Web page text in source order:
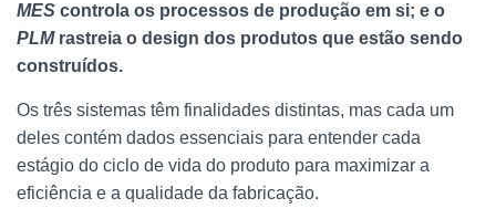
MES controla os processos de produção em si; e o
PLMrastreia o design dos produtos que estão sendo
construídos.
Os três sistemas têm finalidades distintas, mas cada um
deles contém dados essenciais para entender cada
estágio do ciclo de vida do produto para maximizar a
eficiência e a qualidade da fabricação.